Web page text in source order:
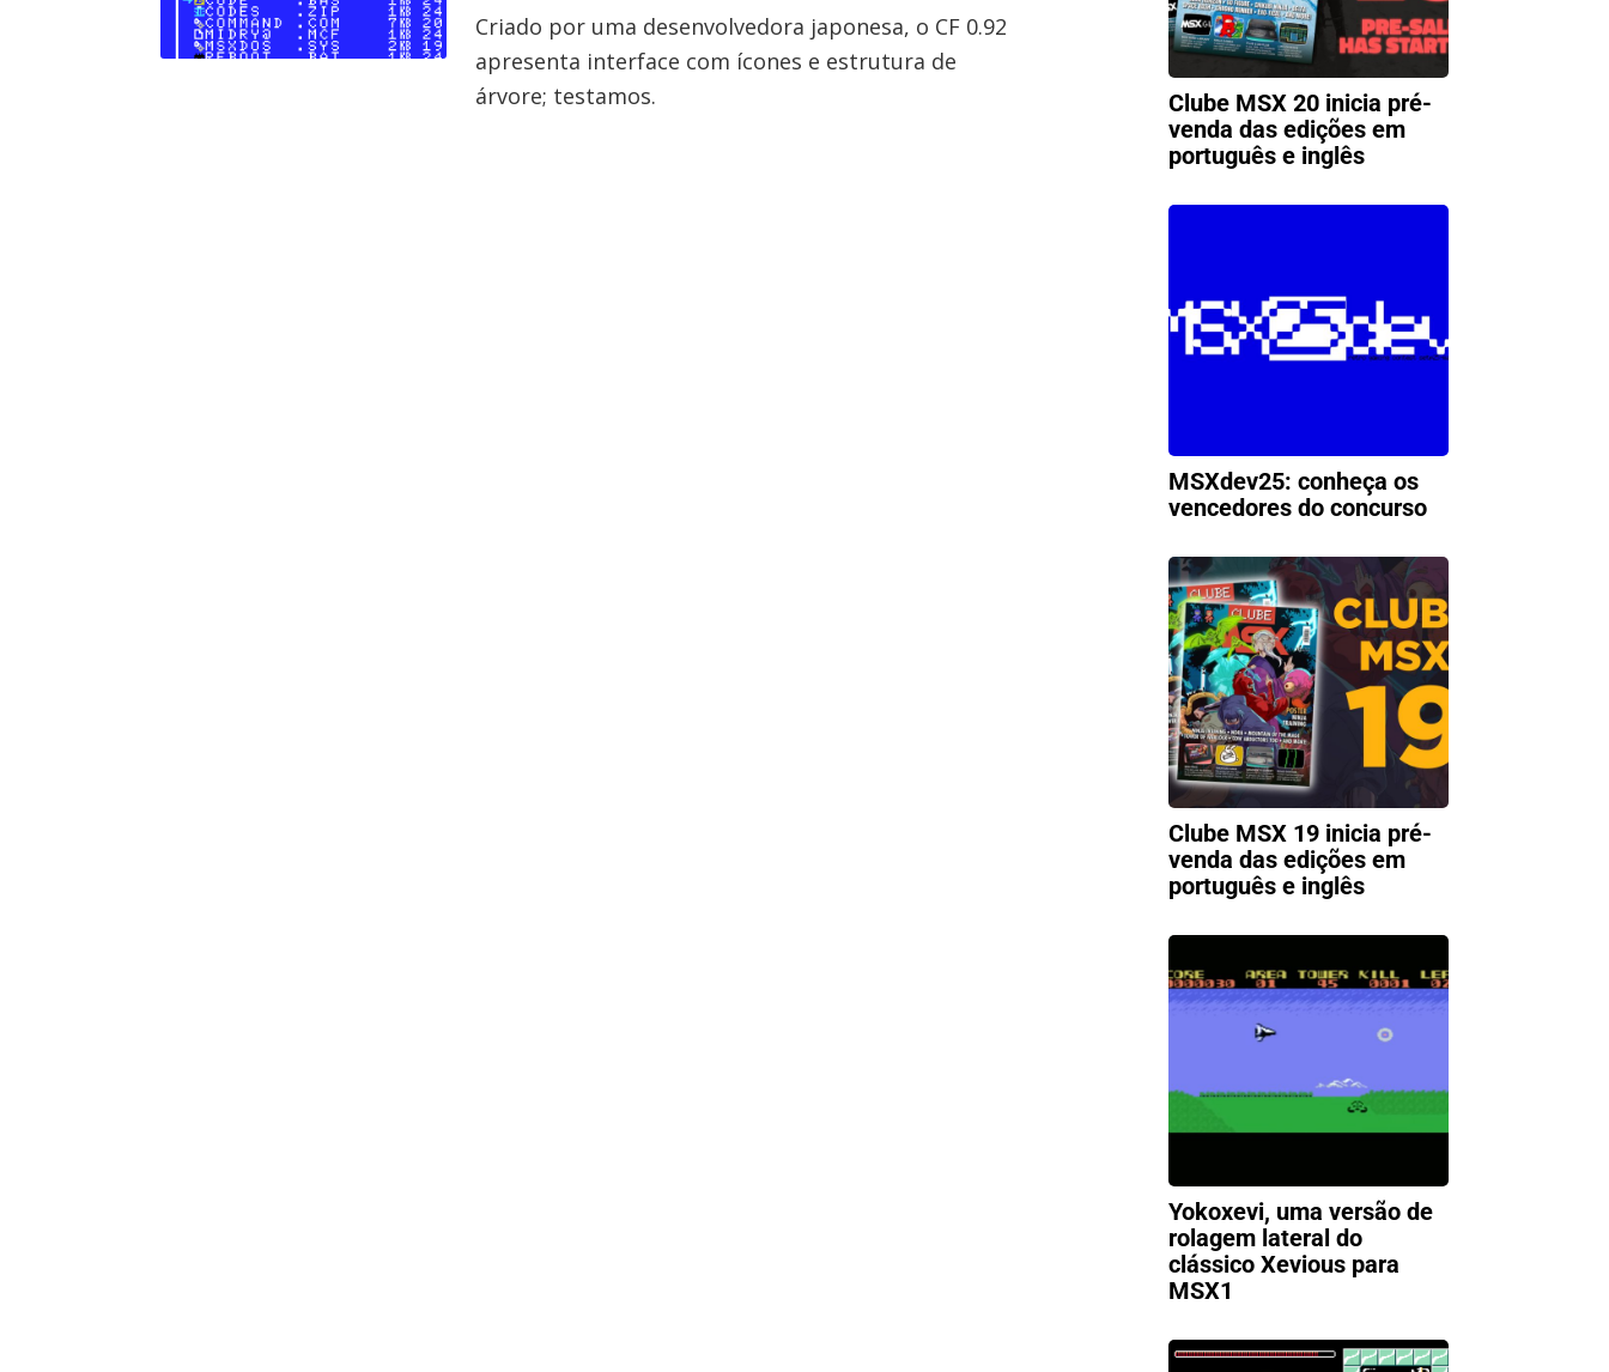
Criado por uma desenvolvedora japonesa, o CF 0.92
apresenta interface com ícones e estrutura de
árvore; testamos.
Clube MSX 20 inicia pré-
venda das edições em
português e inglês
MSXdev25: conheça os
vencedores do concurso
Clube MSX 19 inicia pré-
venda das edições em
português e inglês
Yokoxevi, uma versão de
rolagem lateral do
clássico Xevious para
MSX1